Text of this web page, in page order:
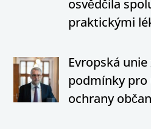
osvědčila
praktickými
Evropská
podmínky pro
ochrany